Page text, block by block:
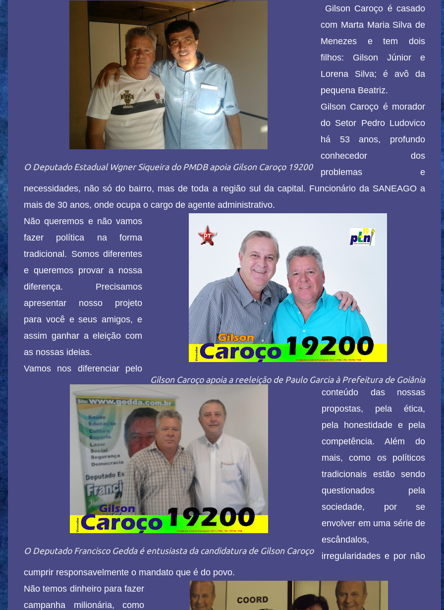
O Deputado Estadual Wgner Siqueira do PMDB apoia Gilson Caroço 19200
Gilson Caroço é casado
com Marta Maria Silva de
Menezes e tem dois
filhos: Gilson Júnior e
Lorena Silva; é avô da
pequena Beatriz.
Gilson Caroço é morador
do Setor Pedro Ludovico
há 53 anos, profundo
conhecedor dos
problemas e
necessidades, não só do bairro, mas de toda a região sul da capital. Funcionário da SANEAGO a
mais de 30 anos, onde ocupa o cargo de agente administrativo.
Gilson Caroço apoia a reeleição de Paulo Garcia à Prefeitura de Goiânia
Não queremos e não vamos
fazer política na forma
tradicional. Somos diferentes
e queremos provar a nossa
diferença. Precisamos
apresentar nosso projeto
para você e seus amigos, e
assim ganhar a eleição com
as nossas ideias.
O Deputado Francisco Gedda é entusiasta da candidatura de Gilson Caroço
Vamos nos diferenciar pelo
conteúdo das nossas
propostas, pela ética,
pela honestidade e pela
competência. Além do
mais, como os políticos
tradicionais estão sendo
questionados pela
sociedade, por se
envolver em uma série de
escândalos,
irregularidades e por não
cumprir responsavelmente o mandato que é do povo.
Não temos dinheiro para fazer
campanha milionária, como